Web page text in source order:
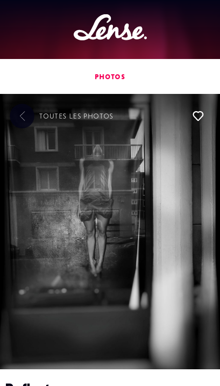
Lense
PHOTOS
TOUTES LES PHOTOS